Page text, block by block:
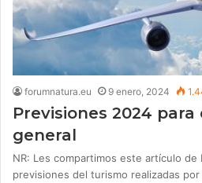
forumnatura.eu 9 enero, 2024
Previsiones 2024
general
NR: Les compartimos este artículo
previsiones del turismo realizadas